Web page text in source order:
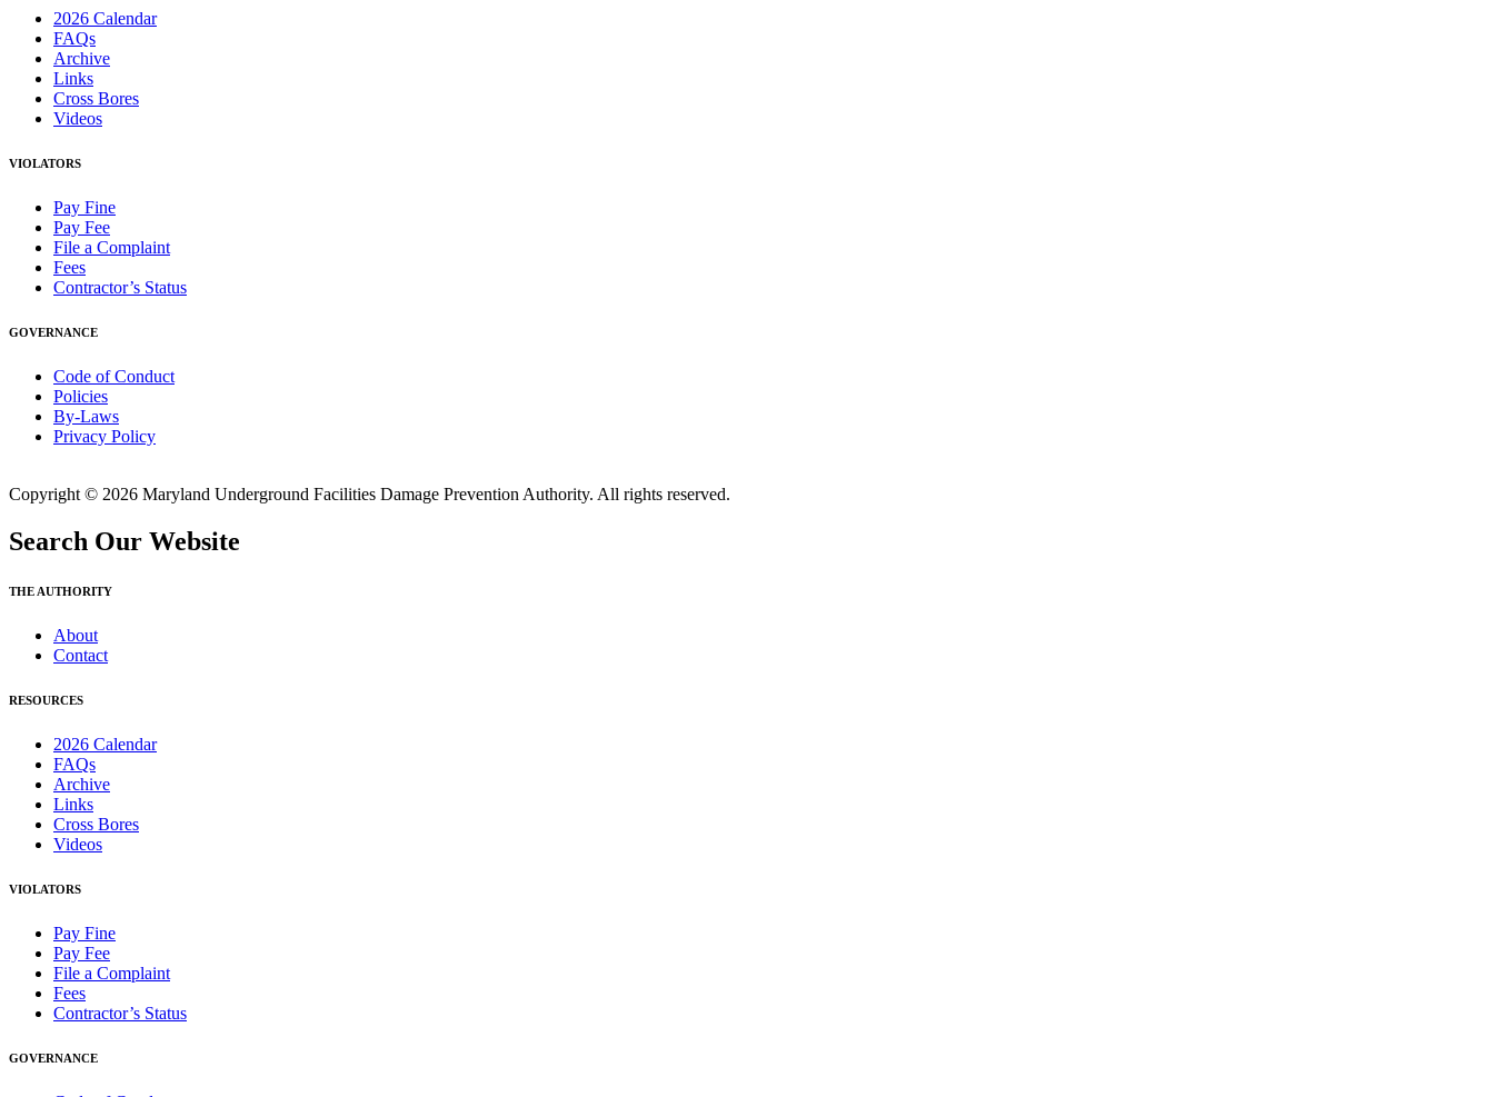
2026 Calendar
FAQs
Archive
Links
Cross Bores
Videos
VIOLATORS
Pay Fine
Pay Fee
File a Complaint
Fees
Contractor’s Status
GOVERNANCE
Code of Conduct
Policies
By-Laws
Privacy Policy
Copyright © 2026 Maryland Underground Facilities Damage Prevention Authority. All rights reserved.
Search Our Website
THE AUTHORITY
About
Contact
RESOURCES
2026 Calendar
FAQs
Archive
Links
Cross Bores
Videos
VIOLATORS
Pay Fine
Pay Fee
File a Complaint
Fees
Contractor’s Status
GOVERNANCE